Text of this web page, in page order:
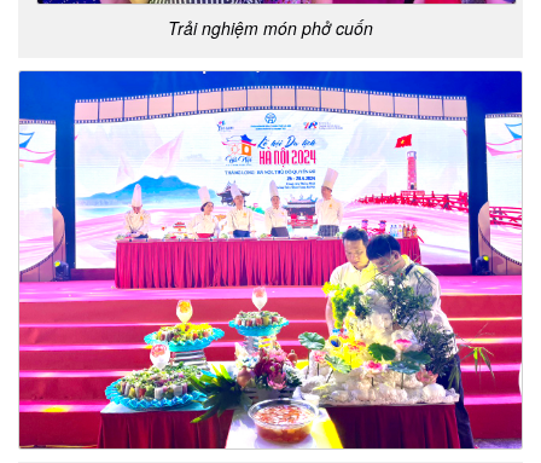
Trải nghiệm món phở cuốn